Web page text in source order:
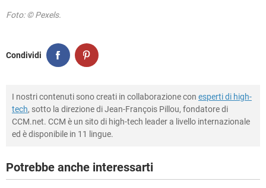
Foto: © Pexels.
Condividi
I nostri contenuti sono creati in collaborazione con esperti di high-
tech, sotto la direzione di Jean-François Pillou, fondatore di
CCM.net. CCM è un sito di high-tech leader a livello internazionale
ed è disponibile in 11 lingue.
Potrebbe anche interessarti